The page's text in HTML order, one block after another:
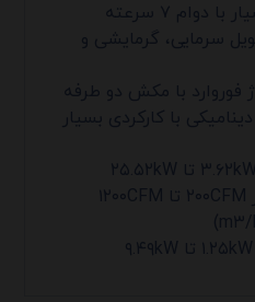
دوام ۷ سرعته
سرمایی، گرمایشی و
فوروارد با مکش دو طرفه
با کارکردی بسیار